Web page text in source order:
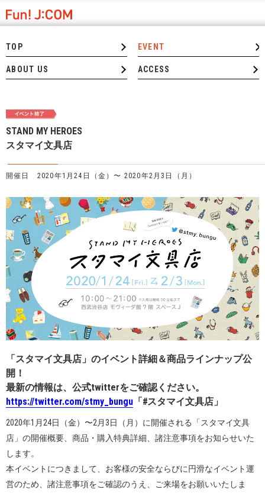
TOP EVENT
ABOUT US ACCESS
STAND MY HEROES
スタマイ文具店
開催日 2020年1月24日（金）〜 2020年2月3日（月）
「スタマイ文具店」のイベント詳細＆商品ラインナップ公
開！
最新の情報は、公式twitterをご確認ください。
https://twitter.com/stmy_bungu「#スタマイ文具店」
2020年1月24日（金）〜2月3日（月）に開催される「スタマイ文具
店」の開催概要、商品・購入特典詳細、諸注意事項をお知らせいた
します。
本イベントにつきまして、お客様の安全ならびに円滑なイベント運
営のため、諸注意事項をご確認のうえ、ご来場をお願いいたしま